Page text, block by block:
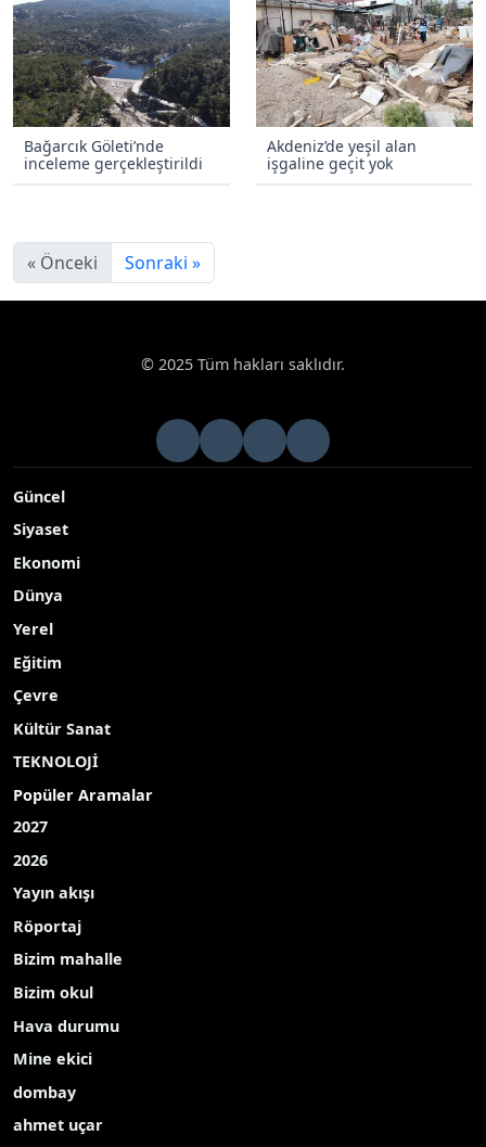
Bağarcık Göleti’nde
inceleme gerçekleştirildi
Akdeniz’de yeşil alan
işgaline geçit yok
« Önceki Sonraki »
© 2025 Tüm hakları saklıdır.
Güncel
Siyaset
Ekonomi
Dünya
Yerel
Eğitim
Çevre
Kültür Sanat
TEKNOLOJİ
Popüler Aramalar
2027
2026
Yayın akışı
Röportaj
Bizim mahalle
Bizim okul
Hava durumu
Mine ekici
dombay
ahmet uçar